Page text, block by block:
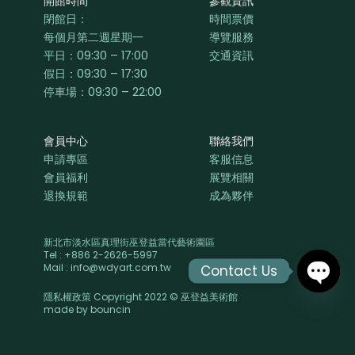
閉館日：
每個月第二週星期一
平日： 09:30 – 17:00
假日：09:30 – 17:30
停車場：09:30 – 22:00
時間票價
導覽服務
交通資訊
會員中心
申請專區
會員福利
退換規範
聯絡我們
客服信息
展覽相關
成為夥伴
新北市淡水區真理街巫登益當代藝術園區
Tel : +886 2-2626-5997
Mail : info@wdyart.com.tw
隱私權政策 Copyright 2022 © 巫登益美術館
made by bouncin
Contact Us